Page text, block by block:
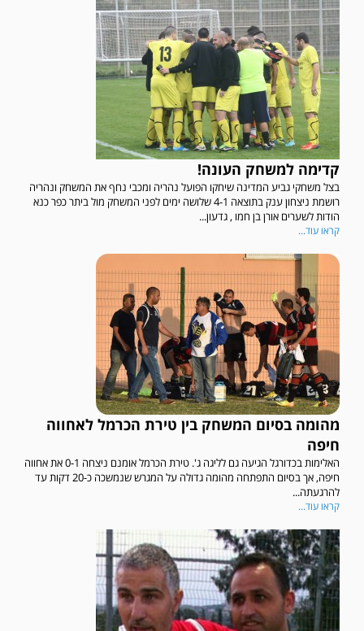
קדימה למשחק העונה!
בצל משחקי גביע המדינה שיחקו הפועל נהריה ומכבי נחף את המשחק ונהריה
רושמת ניצחון ענק בתוצאה 4-1 שלושה ימים לפני המשחק מול ביתר כפר כנא
הודות לשערים אורן בן חמו , גדעון...
קראו עוד...
מהומה בסיום המשחק בין טירת הכרמל לאחווה
חיפה
האלימות בכדורגל הגיעה גם לליגה ג'. טירת הכרמל אומנם ניצחה 0-1 את אחווה
חיפה, אך בסיום התפתחה מהומה גדולה על המגרש שנמשכה כ-20 דקות עד
להרגעתה...
קראו עוד...